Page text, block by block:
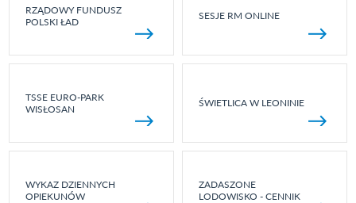
RZĄDOWY FUNDUSZ
POLSKI ŁAD
SESJE RM ONLINE
TSSE EURO-PARK
WISŁOSAN
ŚWIETLICA W LEONINIE
WYKAZ DZIENNYCH
OPIEKUNÓW
ZADASZONE
LODOWISKO - CENNIK